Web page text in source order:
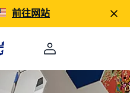
前往网站